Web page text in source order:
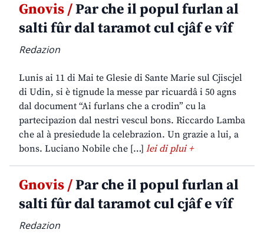
Gnovis /Par che il popul furlan al
salti fûr dal taramot cul cjâf e vîf
Redazion
Lunis ai 11 di Mai te Glesie di Sante Marie sul Cjiscjel
di Udin, si è tignude la messe par ricuardâ i 50 agns
dal document “Ai furlans che a crodin” cu la
partecipazion dal nestri vescul bons. Riccardo Lamba
che al à presiedude la celebrazion. Un grazie a lui, a
bons. Luciano Nobile che […] lei di plui +
Gnovis /Par che il popul furlan al
salti fûr dal taramot cul cjâf e vîf
Redazion